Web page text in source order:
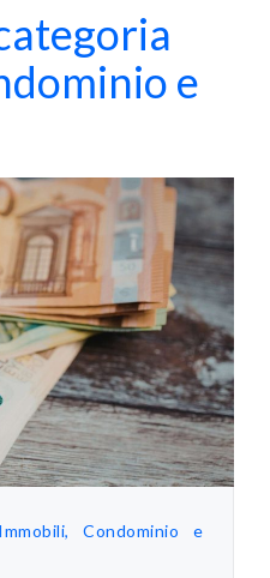
e
Immobili, Condominio e